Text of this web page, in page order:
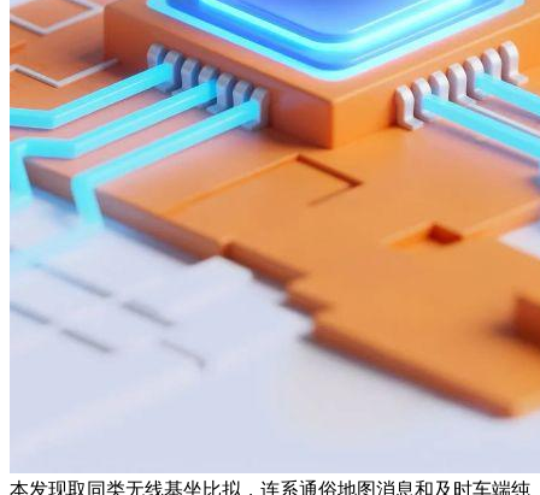
本发现取同类无线基坐比拟，连系通俗地图消息和及时车端纯